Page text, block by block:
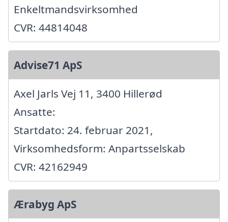
Enkeltmandsvirksomhed
CVR: 44814048
Advise71 ApS
Axel Jarls Vej 11, 3400 Hillerød
Ansatte:
Startdato: 24. februar 2021,
Virksomhedsform: Anpartsselskab
CVR: 42162949
Ærabyg ApS